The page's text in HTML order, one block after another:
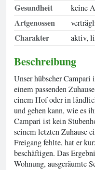
Gesundheit keine
Artgenossen
Charakter aktiv,
Beschreibung
Unser hübscher Campari
einem passenden
einem Hof oder in
und gehen kann, wie es
Campari ist kein
seinem letzten Zuhause
Freigang fehlte, hat er
beschäftigen. Das
Wohnung, ausgeräumte